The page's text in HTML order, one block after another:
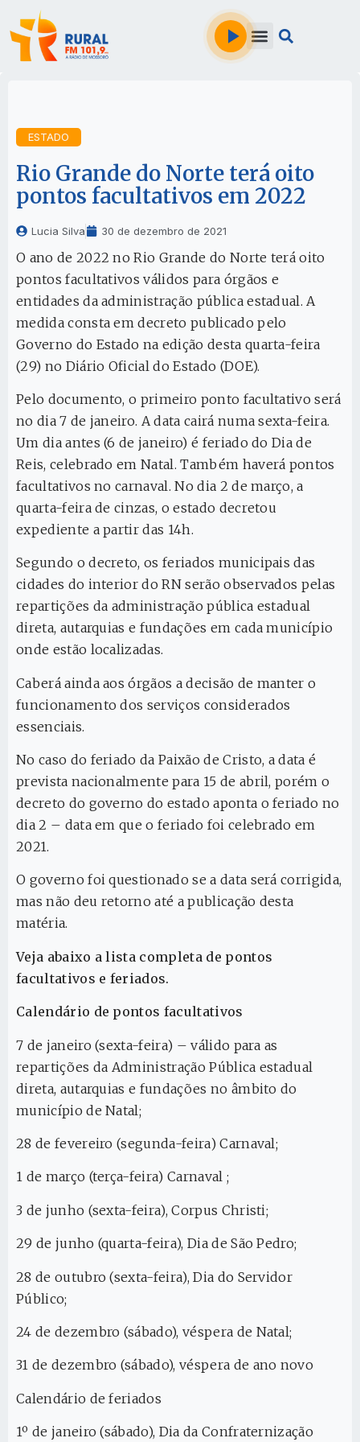
ESTADO
Rio Grande do Norte terá oito
pontos facultativos em 2022
Lucia Silva 30 de dezembro de 2021
O ano de 2022 no Rio Grande do Norte terá oito
pontos facultativos válidos para órgãos e
entidades da administração pública estadual. A
medida consta em decreto publicado pelo
Governo do Estado na edição desta quarta-feira
(29) no Diário Oficial do Estado (DOE).
Pelo documento, o primeiro ponto facultativo será
no dia 7 de janeiro. A data cairá numa sexta-feira.
Um dia antes (6 de janeiro) é feriado do Dia de
Reis, celebrado em Natal. Também haverá pontos
facultativos no carnaval. No dia 2 de março, a
quarta-feira de cinzas, o estado decretou
expediente a partir das 14h.
Segundo o decreto, os feriados municipais das
cidades do interior do RN serão observados pelas
repartições da administração pública estadual
direta, autarquias e fundações em cada município
onde estão localizadas.
Caberá ainda aos órgãos a decisão de manter o
funcionamento dos serviços considerados
essenciais.
No caso do feriado da Paixão de Cristo, a data é
prevista nacionalmente para 15 de abril, porém o
decreto do governo do estado aponta o feriado no
dia 2 – data em que o feriado foi celebrado em
2021.
O governo foi questionado se a data será corrigida,
mas não deu retorno até a publicação desta
matéria.
Veja abaixo a lista completa de pontos
facultativos e feriados.
Calendário de pontos facultativos
7 de janeiro (sexta-feira) – válido para as
repartições da Administração Pública estadual
direta, autarquias e fundações no âmbito do
município de Natal;
28 de fevereiro (segunda-feira) Carnaval;
1 de março (terça-feira) Carnaval ;
3 de junho (sexta-feira), Corpus Christi;
29 de junho (quarta-feira), Dia de São Pedro;
28 de outubro (sexta-feira), Dia do Servidor
Público;
24 de dezembro (sábado), véspera de Natal;
31 de dezembro (sábado), véspera de ano novo
Calendário de feriados
1º de janeiro (sábado), Dia da Confraternização